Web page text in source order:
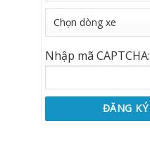
Nhập mã CAPTCHA: